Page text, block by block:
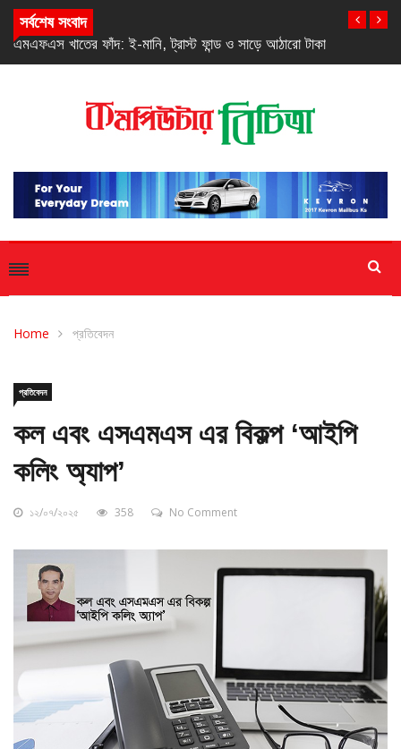
সর্বশেষ সংবাদ
এমএফএস খাতের ফাঁদ: ই-মানি, ট্রাস্ট ফান্ড ও সাড়ে আঠারো টাকা
Home প্রতিবেদন
প্রতিবেদন
কল এবং এসএমএস এর বিকল্প ‘আইপি
কলিং অ্যাপ’
১২/০৭/২০২৫ 358 No Comment